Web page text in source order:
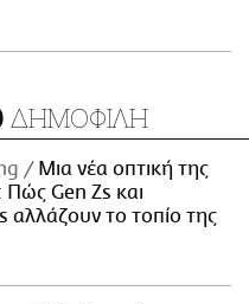
ΔΗΜΟΦΙΛΗ
Μια νέα οπτική της
Πώς Gen Zs και
αλλάζουν το τοπίο της